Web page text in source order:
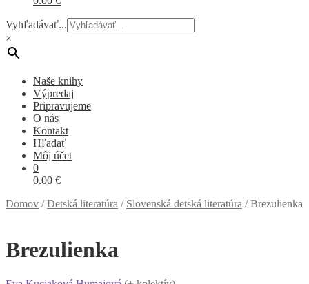
Vyhľadávať...
×
Naše knihy
Výpredaj
Pripravujeme
O nás
Kontakt
Hľadať
Môj účet
0
0.00 €
Domov /Detská literatúra / Slovenská detská literatúra /Brezulienka
Brezulienka